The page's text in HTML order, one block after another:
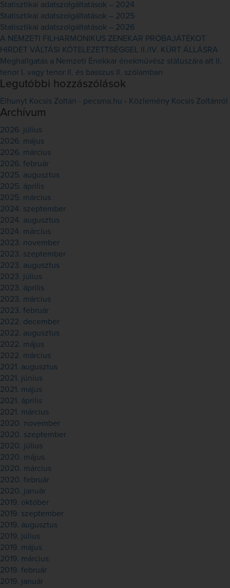
Statisztikai adatszolgáltatások – 2024
Statisztikai adatszolgáltatások – 2025
Statisztikai adatszolgáltatások – 2026
A NEMZETI FILHARMONIKUS ZENEKAR PRÓBAJÁTÉKOT
HIRDET VÁLTÁSI KÖTELEZETTSÉGGEL II./IV. KÜRT ÁLLÁSRA
Meghallgatás a Nemzeti Énekkar énekművész státuszára alt II,
tenor I. vagy tenor II. és basszus II. szólamban
Legutóbbi hozzászólások
Elhunyt Kocsis Zoltán - pecsma.hu - Közlemény Kocsis Zoltánról
Archívum
2026. július
2026. május
2026. március
2026. február
2025. augusztus
2025. április
2025. március
2024. szeptember
2024. augusztus
2024. március
2023. november
2023. szeptember
2023. augusztus
2023. július
2023. április
2023. március
2023. február
2022. december
2022. augusztus
2022. május
2022. március
2021. augusztus
2021. június
2021. május
2021. április
2021. március
2020. november
2020. szeptember
2020. július
2020. május
2020. március
2020. február
2020. január
2019. október
2019. szeptember
2019. augusztus
2019. július
2019. május
2019. március
2019. február
2019. január